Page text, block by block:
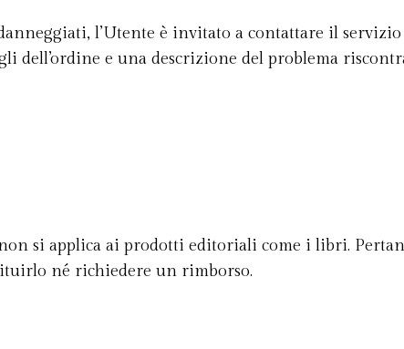
l’Utente è invitato a contattare il
dell’ordine e una descrizione del problema
si applica ai prodotti editoriali come i libri.
né richiedere un rimborso.